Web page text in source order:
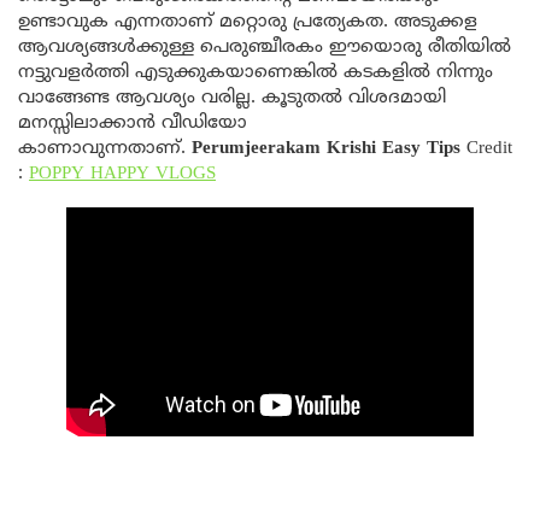
ഉണ്ടാവുക എന്നതാണ് മറ്റൊരു പ്രത്യേകത. അടുക്കള
ആവശ്യങ്ങൾക്കുള്ള പെരുഞ്ചീരകം ഈയൊരു രീതിയിൽ
നട്ടുവളർത്തി എടുക്കുകയാണെങ്കിൽ കടകളിൽ നിന്നും
വാങ്ങേണ്ട ആവശ്യം വരില്ല. കൂടുതൽ വിശദമായി
മനസ്സിലാക്കാൻ വീഡിയോ
കാണാവുന്നതാണ്. Perumjeerakam Krishi Easy Tips Credit
: POPPY HAPPY VLOGS